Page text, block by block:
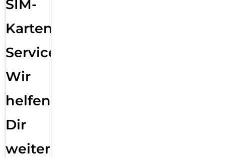
SIM-
Karten
Service:
Wir
helfen
Dir
weiter